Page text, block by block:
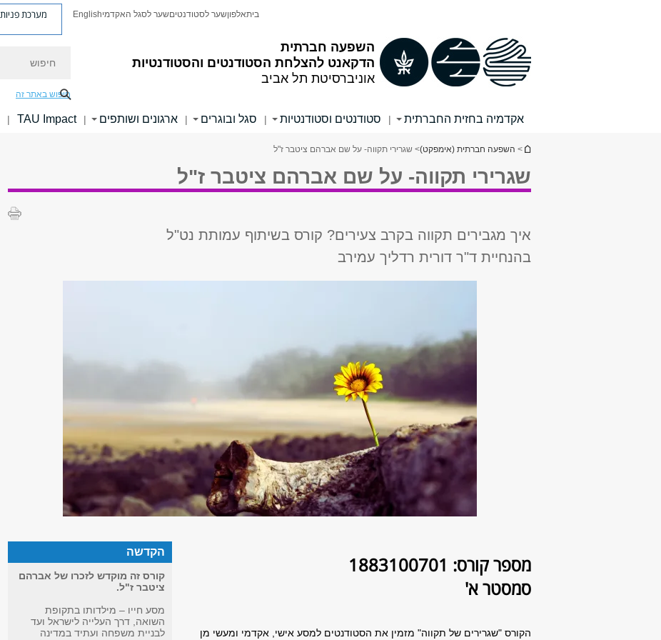
השפעה חברתית
הדקאנט להצלחת הסטודנטים והסטודנטיות
אוניברסיטת תל אביב
ביתאלפוןשער לסטודנטיםשער לסגל האקדמיEnglish מערכת פניות
חיפוש באתר זה
אקדמיה בחזית החברתית | סטודנטים וסטודנטיות | סגל ובוגרים | ארגונים ושותפים |
TAU Impact
|
הינך נמצא כאן
> השפעה חברתית (אימפקט)> שגרירי תקווה- על שם אברהם ציטבר ז"ל
שגרירי תקווה- על שם אברהם ציטבר ז"ל
איך מגבירים תקווה בקרב צעירים? קורס בשיתוף עמותת נט"ל
בהנחיית ד"ר דורית רדליך עמירב
הקדשה
קורס זה מוקדש לזכרו של אברהם
ציטבר ז"ל.
מסע חייו – מילדותו בתקופת
השואה, דרך העלייה לישראל ועד
לבניית משפחה ועתיד במדינה
מספר קורס: 1883100701
סמסטר א'
הקורס "שגרירים של תקווה" מזמין את הסטודנטים למסע אישי, אקדמי ומעשי מן